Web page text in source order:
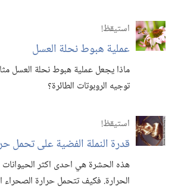
استيقظ‏!‏
عملية هبوط نحلة العسل
ماذا يجعل عملية هبوط نحلة العسل
توجيه الروبوتات الطائرة؟‏
استيقظ‏!‏
قدرة النملة الفضية على تحمل
هذه الحشرة هي احدى اكثر الحيوانات
الحرارة.‏ فكيف تتحمل حرارة الصحراء